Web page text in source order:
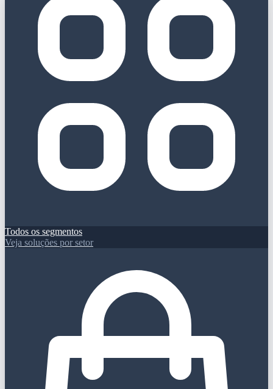
Todos os segmentos
Veja soluções por setor